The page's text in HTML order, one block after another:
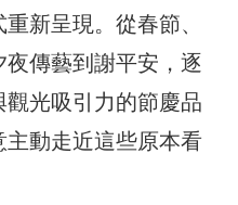
新呈現。從春節、
傳藝到謝平安，逐
光吸引力的節慶品
動走近這些原本看